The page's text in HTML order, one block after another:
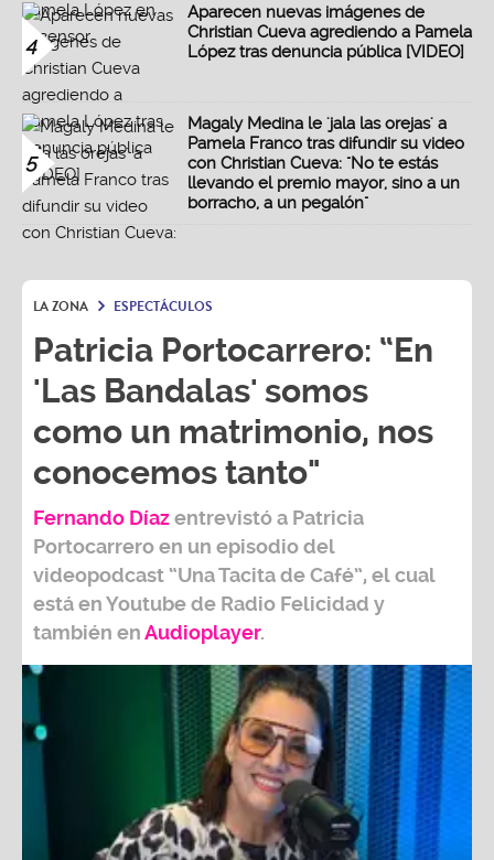
4
Aparecen nuevas imágenes de
Christian Cueva agrediendo a Pamela
López tras denuncia pública [VIDEO]
5
Magaly Medina le 'jala las orejas' a
Pamela Franco tras difundir su video
con Christian Cueva: "No te estás
llevando el premio mayor, sino a un
borracho, a un pegalón"
LA ZONA ESPECTÁCULOS
Patricia Portocarrero: “En
'Las Bandalas' somos
como un matrimonio, nos
conocemos tanto"
Fernando Díazentrevistó a Patricia
Portocarreroen un episodio del
videopodcast “Una Tacita de Café”, el cual
está en Youtube de Radio Felicidad y
también enAudioplayer.